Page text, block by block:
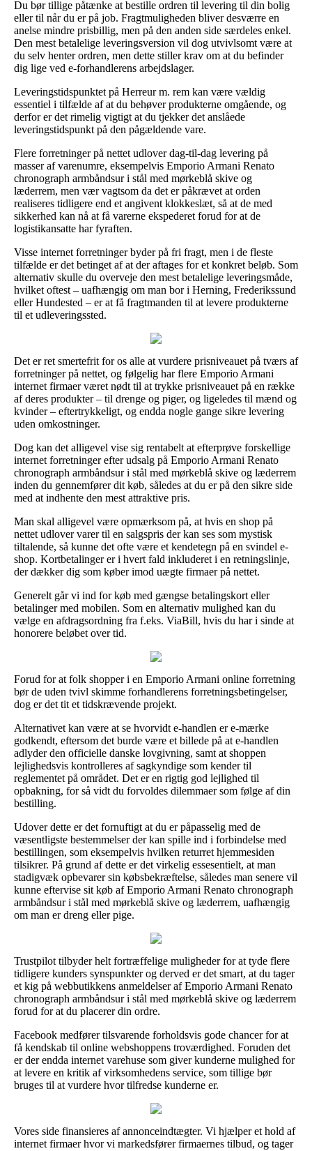
Du bør tillige påtænke at bestille ordren til levering til din bolig
eller til når du er på job. Fragtmuligheden bliver desværre en
anelse mindre prisbillig, men på den anden side særdeles enkel.
Den mest betalelige leveringsversion vil dog utvivlsomt være at
du selv henter ordren, men dette stiller krav om at du befinder
dig lige ved e-forhandlerens arbejdslager.
Leveringstidspunktet på Herreur m. rem kan være vældig
essentiel i tilfælde af at du behøver produkterne omgående, og
derfor er det rimelig vigtigt at du tjekker det anslåede
leveringstidspunkt på den pågældende vare.
Flere forretninger på nettet udlover dag-til-dag levering på
masser af varenumre, eksempelvis Emporio Armani Renato
chronograph armbåndsur i stål med mørkeblå skive og
læderrem, men vær vagtsom da det er påkrævet at orden
realiseres tidligere end et angivent klokkeslæt, så at de med
sikkerhed kan nå at få varerne ekspederet forud for at de
logistikansatte har fyraften.
Visse internet forretninger byder på fri fragt, men i de fleste
tilfælde er det betinget af at der aftages for et konkret beløb. Som
alternativ skulle du overveje den mest betalelige leveringsmåde,
hvilket oftest – uafhængig om man bor i Herning, Frederikssund
eller Hundested – er at få fragtmanden til at levere produkterne
til et udleveringssted.
Det er ret smertefrit for os alle at vurdere prisniveauet på tværs af
forretninger på nettet, og følgelig har flere Emporio Armani
internet firmaer været nødt til at trykke prisniveauet på en række
af deres produkter – til drenge og piger, og ligeledes til mænd og
kvinder – eftertrykkeligt, og endda nogle gange sikre levering
uden omkostninger.
Dog kan det alligevel vise sig rentabelt at efterprøve forskellige
internet forretninger efter udsalg på Emporio Armani Renato
chronograph armbåndsur i stål med mørkeblå skive og læderrem
inden du gennemfører dit køb, således at du er på den sikre side
med at indhente den mest attraktive pris.
Man skal alligevel være opmærksom på, at hvis en shop på
nettet udlover varer til en salgspris der kan ses som mystisk
tiltalende, så kunne det ofte være et kendetegn på en svindel e-
shop. Kortbetalinger er i hvert fald inkluderet i en retningslinje,
der dækker dig som køber imod uægte firmaer på nettet.
Generelt går vi ind for køb med gængse betalingskort eller
betalinger med mobilen. Som en alternativ mulighed kan du
vælge en afdragsordning fra f.eks. ViaBill, hvis du har i sinde at
honorere beløbet over tid.
Forud for at folk shopper i en Emporio Armani online forretning
bør de uden tvivl skimme forhandlerens forretningsbetingelser,
dog er det tit et tidskrævende projekt.
Alternativet kan være at se hvorvidt e-handlen er e-mærke
godkendt, eftersom det burde være et billede på at e-handlen
adlyder den officielle danske lovgivning, samt at shoppen
lejlighedsvis kontrolleres af sagkyndige som kender til
reglementet på området. Det er en rigtig god lejlighed til
opbakning, for så vidt du forvoldes dilemmaer som følge af din
bestilling.
Udover dette er det fornuftigt at du er påpasselig med de
væsentligste bestemmelser der kan spille ind i forbindelse med
bestillingen, som eksempelvis hvilken returret hjemmesiden
tilsikrer. På grund af dette er det virkelig essesentielt, at man
stadigvæk opbevarer sin købsbekræftelse, således man senere vil
kunne eftervise sit køb af Emporio Armani Renato chronograph
armbåndsur i stål med mørkeblå skive og læderrem, uafhængig
om man er dreng eller pige.
Trustpilot tilbyder helt fortræffelige muligheder for at tyde flere
tidligere kunders synspunkter og derved er det smart, at du tager
et kig på webbutikkens anmeldelser af Emporio Armani Renato
chronograph armbåndsur i stål med mørkeblå skive og læderrem
forud for at du placerer din ordre.
Facebook medfører tilsvarende forholdsvis gode chancer for at
få kendskab til online webshoppens troværdighed. Foruden det
er der endda internet varehuse som giver kunderne mulighed for
at levere en kritik af virksomhedens service, som tillige bør
bruges til at vurdere hvor tilfredse kunderne er.
Vores side finansieres af annonceindtægter. Vi hjælper et hold af
internet firmaer hvor vi markedsfører firmaernes tilbud, og tager